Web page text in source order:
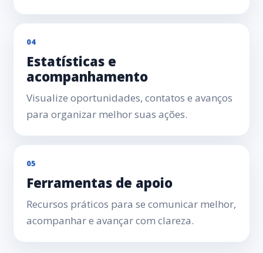
04
Estatísticas e
acompanhamento
Visualize oportunidades, contatos e avanços
para organizar melhor suas ações.
05
Ferramentas de apoio
Recursos práticos para se comunicar melhor,
acompanhar e avançar com clareza.